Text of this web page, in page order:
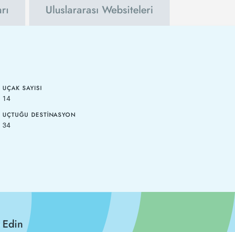
Uluslararası Websiteleri
UÇAK SAYISI
14
UÇTUĞU DESTINASYON
34